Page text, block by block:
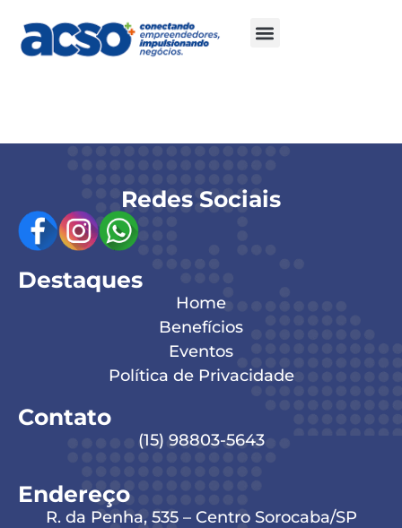
Redes Sociais
Destaques
Home
Benefícios
Eventos
Política de Privacidade
Contato
(15) 98803-5643
Endereço
R. da Penha, 535 – Centro Sorocaba/SP